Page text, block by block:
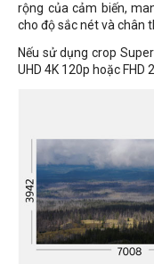
rộng của cảm biến,
cho độ sắc nét và chân
Nếu sử dụng crop
UHD 4K 120p hoặc FHD